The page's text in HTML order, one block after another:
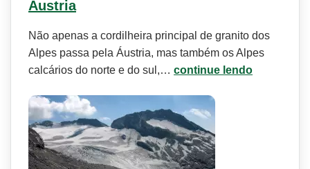
Áustria
Não apenas a cordilheira principal de granito dos
Alpes passa pela Áustria, mas também os Alpes
calcários do norte e do sul,… continue lendo